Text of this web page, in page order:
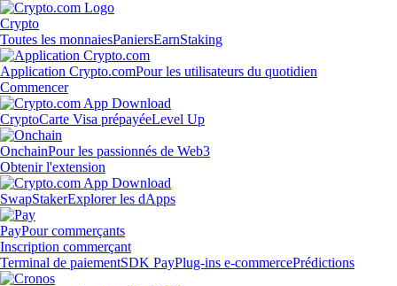
Crypto
Toutes les monnaiesPaniersEarnStaking
Application Crypto.comPour les utilisateurs du quotidien
Commencer
CryptoCarte Visa prépayéeLevel Up
OnchainPour les passionnés de Web3
Obtenir l'extension
SwapStakerExplorer les dApps
PayPour commerçants
Inscription commerçant
Terminal de paiementSDK PayPlug-ins e-commercePrédictions